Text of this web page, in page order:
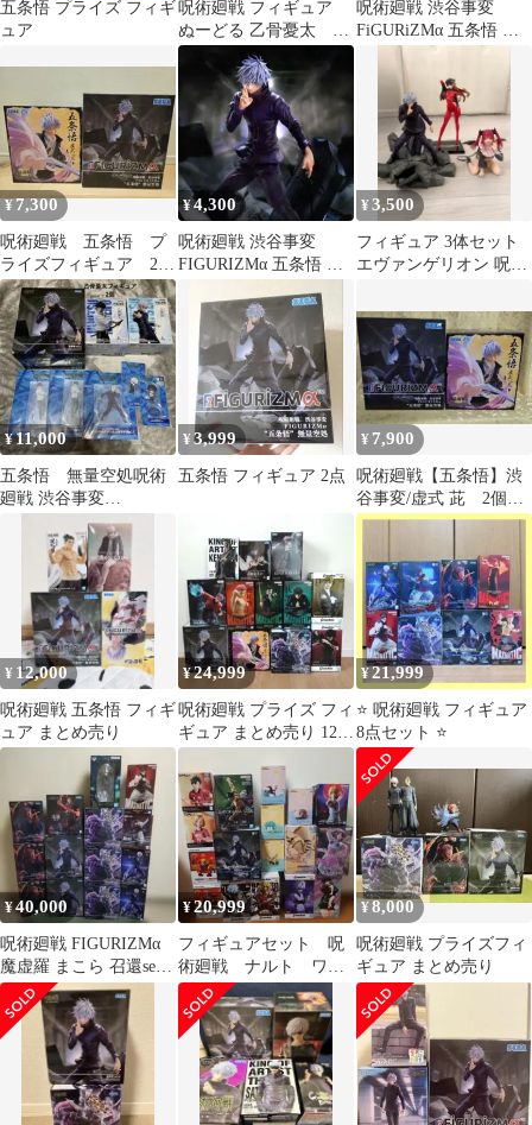
五条悟 プライズ フィギ
ュア
呪術廻戦 フィギュア
ぬーどる 乙骨憂太 五
条悟 無量空処 夏油
傑 釘崎野薔薇
呪術廻戦 渋谷事変
FiGURiZMα 五条悟 無
量空処 フィギュア
¥7,300
呪術廻戦 五条悟 プ
ライズフィギュア 2種
セット
¥4,300
呪術廻戦 渋谷事変
FIGURIZMα 五条悟 無
¥3,500
フィギュア 3体セット
エヴァンゲリオン 呪術
¥11,000
五条悟 無量空処呪術
廻戦 渋谷事変
FIGURIZMα 5周年記念
¥ 3,999
五条悟 フィギュア 2点
¥ 7,900
呪術廻戦【五条悟】渋
谷事変/虚式 茈 2個セ
ット
¥ 12,000
呪術廻戦 五条悟 フィギ
ュア まとめ売り
¥24,999
呪術廻戦 プライズ フィ
ギュア まとめ売り 12体
セット
¥21,999
⭐️ 呪術廻戦 フィギュア
8点セット ⭐️
¥40,000
呪術廻戦 FIGURIZMα
魔虚羅 まこら 召還set
五条悟 脹相 宿儺
¥20,999
フィギュアセット 呪
術廻戦 ナルト ワン
ピース
HUNTER×HUNTER
など
¥ 8,000
呪術廻戦 プライズフィ
ギュア まとめ売り